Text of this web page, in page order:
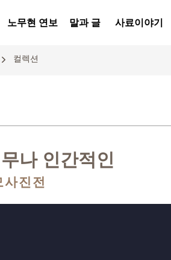
노무현 연보 말과 글 사료이야기
컬렉션
나 인간적인
진전